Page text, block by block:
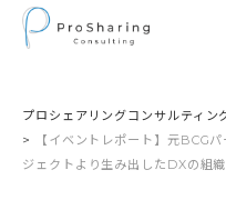
プロシェアリングコンサルティン
>
【イベントレポート】元
ジェクトより生み出したDXの組